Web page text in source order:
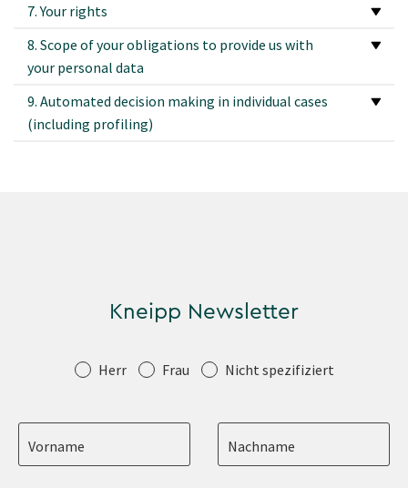
7. Your rights
8. Scope of your obligations to provide us with
your personal data
9. Automated decision making in individual cases
(including profiling)
Kneipp Newsletter
Anrede Herr Frau Nicht spezifiziert
Vorname Nachname